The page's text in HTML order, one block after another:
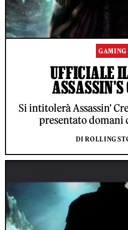
GAMING
UFFICIALE
ASSASSIN'S
Si intitolerà Assassin'
presentato domani
DI ROLLING